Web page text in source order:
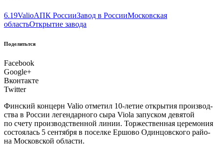
6.19ValioАПК РоссииЗавод в РоссииМосковская
областьОткрытие завода
Поделитьтся
Facebook
Google+
Вконтакте
Twitter
Финский кон­церн Valio отме­тил 10‑летие откры­тия про­из­вод­
ства в Рос­сии леген­дар­но­го сыра Viola запус­ком девя­той
по сче­ту про­из­вод­ствен­ной линии. Тор­же­ствен­ная цере­мо­ния
состо­я­лась 5 сен­тяб­ря в посел­ке Ершо­во Один­цов­ско­го рай­о­
на Мос­ков­ской области.